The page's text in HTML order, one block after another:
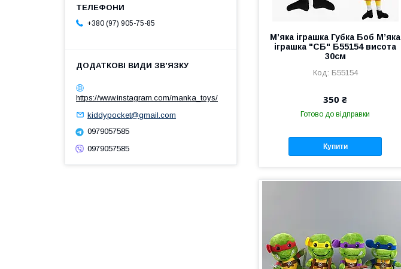
М’яка іграшка Губка Боб М’яка
іграшка "СБ" Б55154 висота
30см
Б55154
350 ₴
Готово до відправки
Купити
+380 (97) 905-75-85
https://www.instagram.com/manka_toys/
kiddypocket@gmail.com
0979057585
0979057585